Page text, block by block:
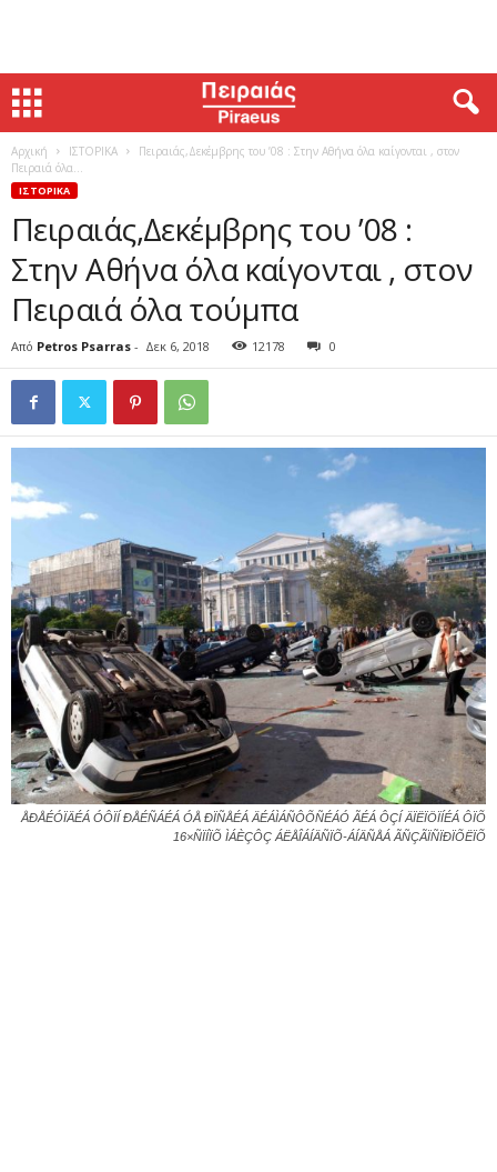
Αρχική ΙΣΤΟΡΙΚΑ
Πειραιάς,Δεκέμβρης του ’08 : Στην Αθήνα όλα καίγονται , στον
Πειραιά όλα...
ΙΣΤΟΡΙΚΑ
Πειραιάς,Δεκέμβρης του ’08 :
Στην Αθήνα όλα καίγονται , στον
Πειραιά όλα τούμπα
Από Petros Psarras - Δεκ 6, 2018 12178 0
ÅÐÅÉÓÏÄÉÁ ÓÔÏÍ ÐÅÉÑÁÉÁ ÓÅ ÐÏÑÅÉÁ ÄÉÁÌÁÑÔÕÑÉÁÓ ÃÉÁ ÔÇÍ ÄÏËÏÖÏÍÉÁ ÔÏÕ
16×ÑÏÍÏÕ ÌÁÈÇÔÇ ÁËÅÎÁÍÄÑÏÕ-ÁÍÄÑÅÁ ÃÑÇÃÏÑÏÐÏÕËÏÕ